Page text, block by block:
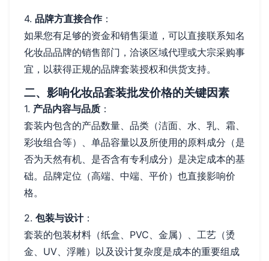
4. 品牌方直接合作：
如果您有足够的资金和销售渠道，可以直接联系知名
化妆品品牌的销售部门，洽谈区域代理或大宗采购事
宜，以获得正规的品牌套装授权和供货支持。
二、影响化妆品套装批发价格的关键因素
1. 产品内容与品质 ：
套装内包含的产品数量、品类（洁面、水、乳、霜、
彩妆组合等）、单品容量以及所使用的原料成分（是
否为天然有机、是否含有专利成分）是决定成本的基
础。品牌定位（高端、中端、平价）也直接影响价
格。
2. 包装与设计：
套装的包装材料（纸盒、PVC、金属）、工艺（烫
金、UV、浮雕）以及设计复杂度是成本的重要组成